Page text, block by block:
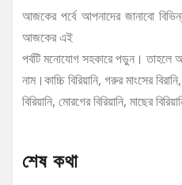
আজকের পর্বে আপনাদের জানাবো
আজকের এই
পর্বটি মনোযোগ সহকারে পড়ুন। তাহলে
নাম।কাচ্চি বিরিয়ানি, গরুর মাংসের
বিরিয়ানি, মোরগের বিরিয়ানি, মাছের
শেষ কথা